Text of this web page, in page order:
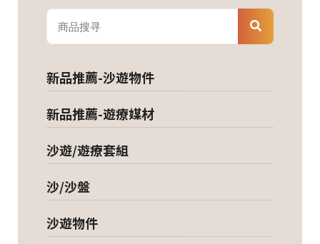
新品推薦-沙遊物件
新品推薦-遊療媒材
沙遊/遊療套組
沙/沙盤
沙遊物件